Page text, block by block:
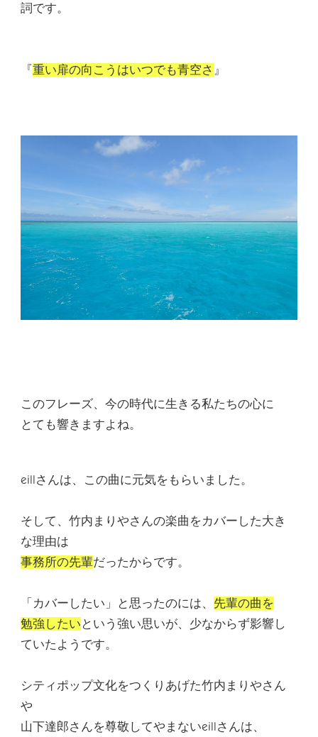
詞です。
『重い扉の向こうはいつでも青空さ 』
このフレーズ、今の時代に生きる私たちの心に
とても響きますよね。
eillさんは、 この曲に元気をもらいました 。
そして、竹内まりやさんの楽曲をカバーした大き
な理由は
事務所の先輩だったからです。
「カバーしたい」と思ったのには、 先輩の曲を
勉強したい という強い思いが、少なからず影響し
ていたようです。
シティポップ文化をつくりあげた竹内まりやさん
や
山下達郎さんを尊敬してやまないeillさんは、